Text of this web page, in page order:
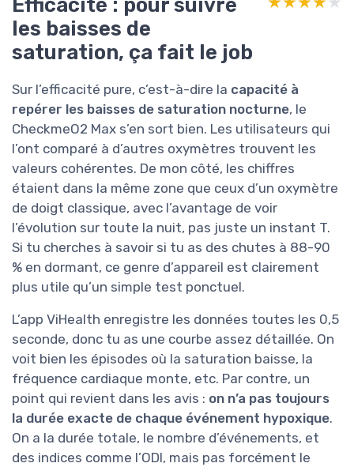
Efficacité : pour suivre
les baisses de
saturation, ça fait le job
Sur l’efficacité pure, c’est-à-dire la capacité à
repérer les baisses de saturation nocturne, le
CheckmeO2 Max s’en sort bien. Les utilisateurs qui
l’ont comparé à d’autres oxymètres trouvent les
valeurs cohérentes. De mon côté, les chiffres
étaient dans la même zone que ceux d’un oxymètre
de doigt classique, avec l’avantage de voir
l’évolution sur toute la nuit, pas juste un instant T.
Si tu cherches à savoir si tu as des chutes à 88-90
% en dormant, ce genre d’appareil est clairement
plus utile qu’un simple test ponctuel.
L’app ViHealth enregistre les données toutes les 0,5
seconde, donc tu as une courbe assez détaillée. On
voit bien les épisodes où la saturation baisse, la
fréquence cardiaque monte, etc. Par contre, un
point qui revient dans les avis : on n’a pas toujours
la durée exacte de chaque événement hypoxique.
On a la durée totale, le nombre d’événements, et
des indices comme l’ODI, mais pas forcément le